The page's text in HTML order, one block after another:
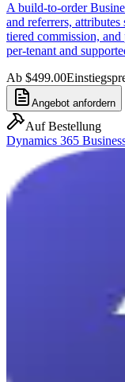
A build-to-order
and referrers,
tiered commission,
per-tenant and
Ab $499.00
Angebot anfordern
Auf Bestellung
Dynamics 365